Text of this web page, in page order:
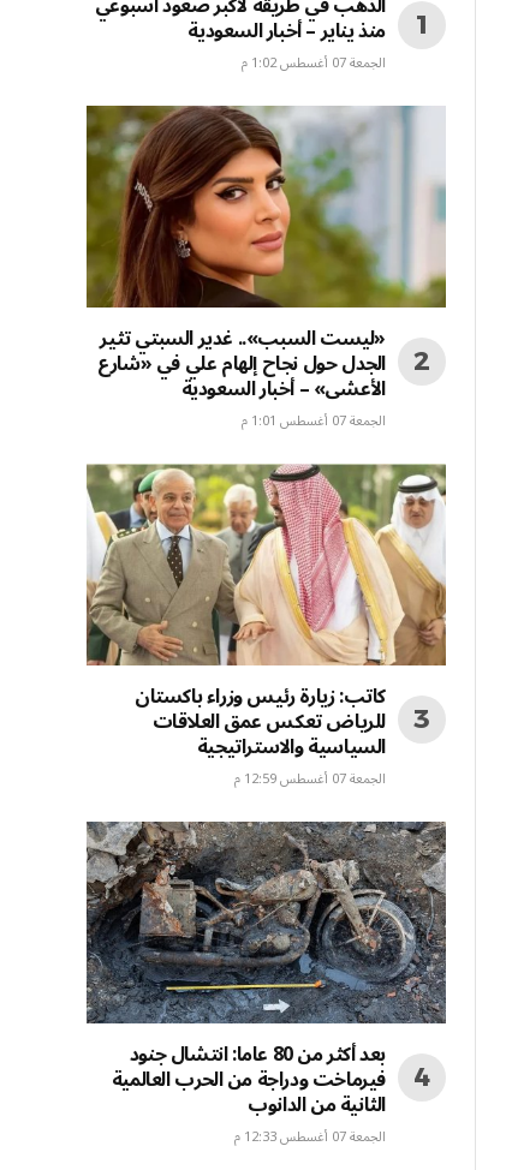
منذ يناير – أخبار السعودية
الجمعة 07 أغسطس 1:02 م
«ليست السبب».. غدير السبتي تثير
الجدل حول نجاح إلهام علي في «شارع
الأعشى» – أخبار السعودية
الجمعة 07 أغسطس 1:01 م
كاتب: زيارة رئيس وزراء باكستان
للرياض تعكس عمق العلاقات
السياسية والاستراتيجية
الجمعة 07 أغسطس 12:59 م
بعد أكثر من 80 عاما: انتشال جنود
فيرماخت ودراجة من الحرب العالمية
الثانية من الدانوب
الجمعة 07 أغسطس 12:33 م